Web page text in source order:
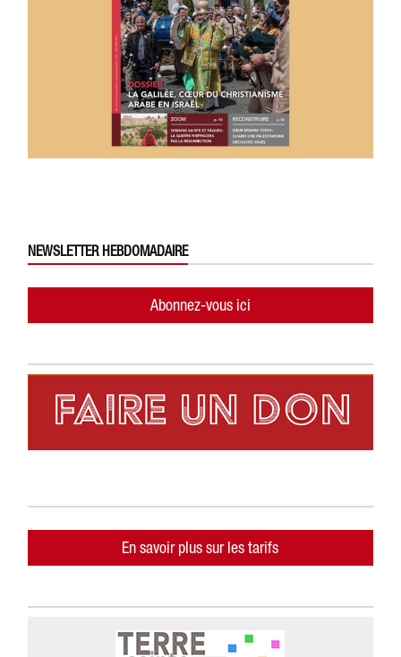
NEWSLETTER HEBDOMADAIRE
Abonnez-vous ici
En savoir plus sur les tarifs